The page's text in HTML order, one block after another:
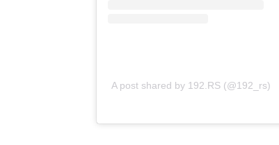
A post shared by 192.RS (@192_rs)